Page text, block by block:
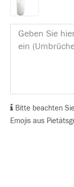
Bitte beachten
Emojis aus